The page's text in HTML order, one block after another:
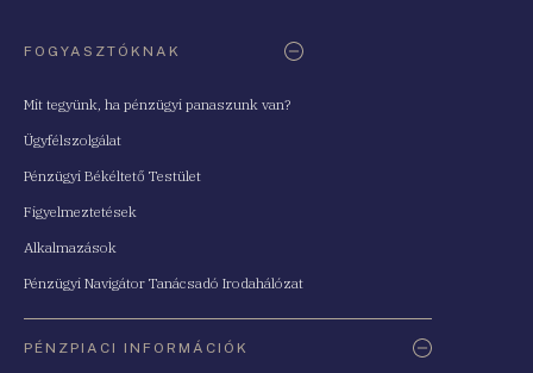
FOGYASZTÓKNAK
Mit tegyünk, ha pénzügyi panaszunk van?
Ügyfélszolgálat
Pénzügyi Békéltető Testület
Figyelmeztetések
Alkalmazások
Pénzügyi Navigátor Tanácsadó Irodahálózat
PÉNZPIACI INFORMÁCIÓK